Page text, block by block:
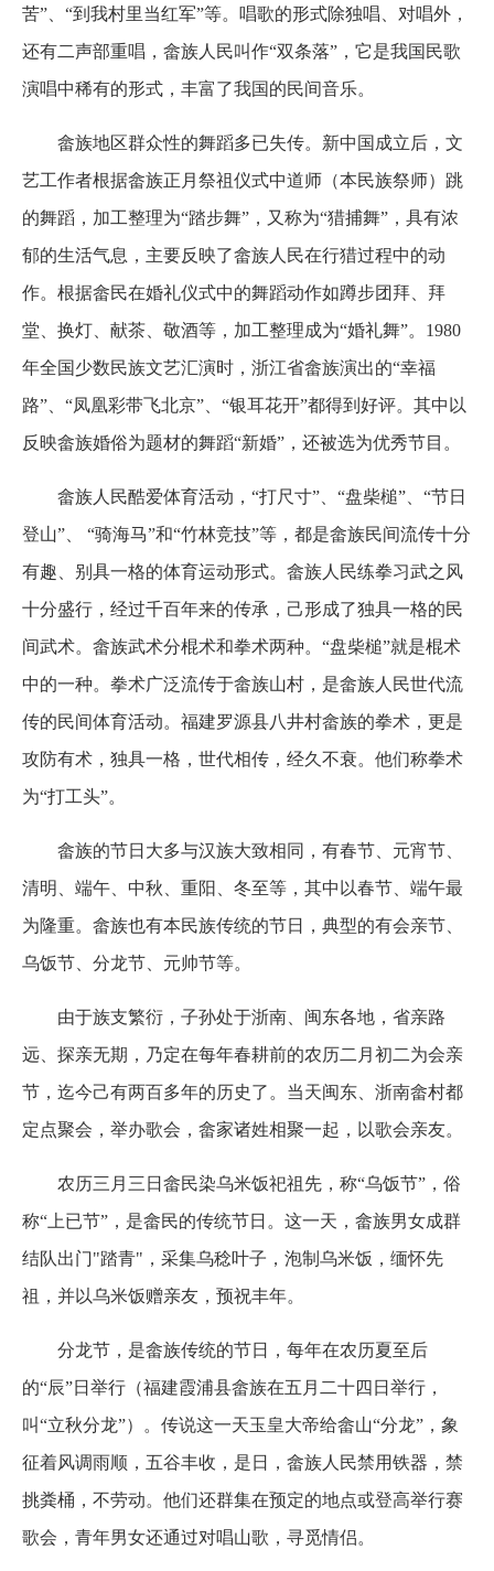
苦”、“到我村里当红军”等。唱歌的形式除独唱、对唱外，
还有二声部重唱，畲族人民叫作“双条落”，它是我国民歌
演唱中稀有的形式，丰富了我国的民间音乐。
畲族地区群众性的舞蹈多已失传。新中国成立后，文
艺工作者根据畲族正月祭祖仪式中道师（本民族祭师）跳
的舞蹈，加工整理为“踏步舞”，又称为“猎捕舞”，具有浓
郁的生活气息，主要反映了畲族人民在行猎过程中的动
作。根据畲民在婚礼仪式中的舞蹈动作如蹲步团拜、拜
堂、换灯、献茶、敬酒等，加工整理成为“婚礼舞”。 1980
年全国少数民族文艺汇演时，浙江省畲族演出的“幸福
路”、“凤凰彩带飞北京”、“银耳花开”都得到好评。其中以
反映畲族婚俗为题材的舞蹈“新婚”，还被选为优秀节目。
畲族人民酷爱体育活动，“打尺寸”、“盘柴槌”、“节日
登山”、 “骑海马”和“竹林竞技”等，都是畲族民间流传十分
有趣、别具一格的体育运动形式。畲族人民练拳习武之风
十分盛行，经过千百年来的传承，己形成了独具一格的民
间武术。畲族武术分棍术和拳术两种。“盘柴槌”就是棍术
中的一种。拳术广泛流传于畲族山村，是畲族人民世代流
传的民间体育活动。福建罗源县八井村畲族的拳术，更是
攻防有术，独具一格，世代相传，经久不衰。他们称拳术
为“打工头”。
畲族的节日大多与汉族大致相同，有春节、元宵节、
清明、端午、中秋、重阳、冬至等，其中以春节、端午最
为隆重。畲族也有本民族传统的节日，典型的有会亲节、
乌饭节、分龙节、元帅节等。
由于族支繁衍，子孙处于浙南、闽东各地，省亲路
远、探亲无期，乃定在每年春耕前的农历二月初二为会亲
节，迄今己有两百多年的历史了。当天闽东、浙南畲村都
定点聚会，举办歌会，畲家诸姓相聚一起，以歌会亲友。
农历三月三日畲民染乌米饭祀祖先，称“乌饭节”，俗
称“上已节”，是畲民的传统节日。这一天，畲族男女成群
结队出门"踏青" ，采集乌稔叶子，泡制乌米饭，缅怀先
祖，并以乌米饭赠亲友，预祝丰年。
分龙节，是畲族传统的节日，每年在农历夏至后
的“辰”日举行（福建霞浦县畲族在五月二十四日举行，
叫“立秋分龙”）。传说这一天玉皇大帝给畲山“分龙”，象
征着风调雨顺，五谷丰收，是日，畲族人民禁用铁器，禁
挑粪桶，不劳动。他们还群集在预定的地点或登高举行赛
歌会，青年男女还通过对唱山歌，寻觅情侣。